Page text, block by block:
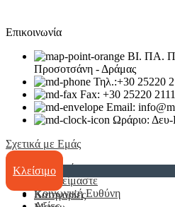
Επικοινωνία
ΒΙ. ΠΑ.
Προσοτσάνη - Δράμας
Τηλ.:+30 25220
Fax: +30 25220
Email:
Ωράριο:
Σχετικά με Εμάς
Η Εταιρία
Ποιοί είμαστε
Κοινωνική Ευθύνη
Κλείσιμο
Κατηγορίες